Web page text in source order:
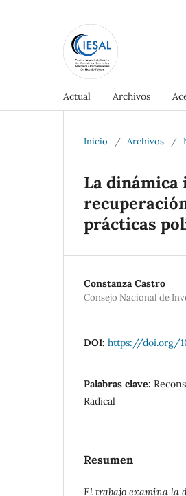
Actual Archivos
Inicio / Archivos /
La dinámica
prácticas
Constanza Castro
Consejo Nacional de
DOI: https://doi.org/
Palabras clave:
Radical
Resumen
El trabajo examina la